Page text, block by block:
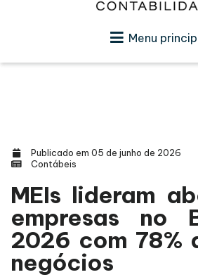
Menu
Publicado em 05 de junho de 2026
Contábeis
MEIs lideram
empresas no
2026 com 78%
negócios